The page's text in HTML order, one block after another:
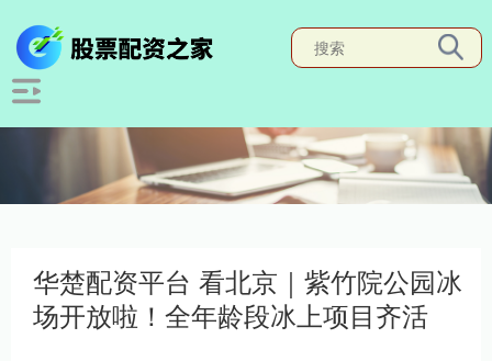
华楚配资平台 看北京｜紫竹院公园冰
场开放啦！全年龄段冰上项目齐活